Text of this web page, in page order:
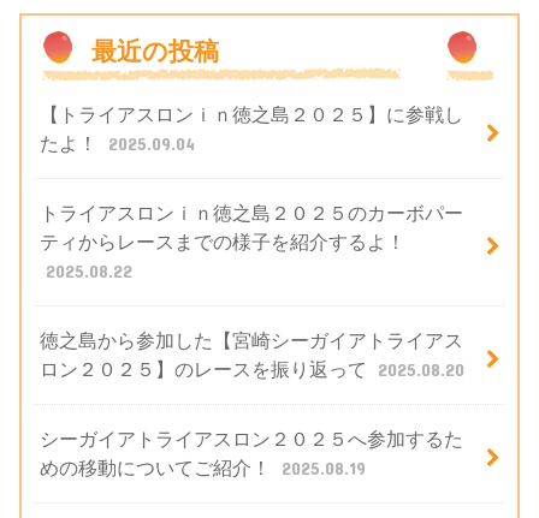
最近の投稿
【トライアスロンｉｎ徳之島２０２５】に参戦し
たよ！
2025.09.04
トライアスロンｉｎ徳之島２０２５のカーボパー
ティからレースまでの様子を紹介するよ！
2025.08.22
徳之島から参加した【宮崎シーガイアトライアス
ロン２０２５】のレースを振り返って
2025.08.20
シーガイアトライアスロン２０２５へ参加するた
めの移動についてご紹介！
2025.08.19